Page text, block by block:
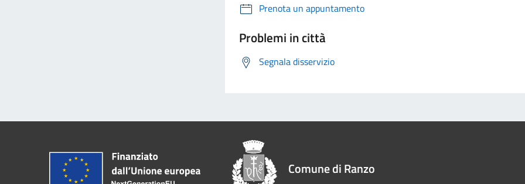
Prenota un appuntamento
Problemi in città
Segnala disservizio
Comune di Ranzo